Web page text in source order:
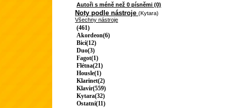
Autoři s méně než 0 písněmi (0)
Noty podle nástroje (Kytara)
Všechny nástroje
(461)
Akordeon(6)
Bicí(12)
Duo(3)
Fagot(1)
Flétna(21)
Housle(1)
Klarinet(2)
Klavír(559)
Kytara(32)
Ostatní(11)